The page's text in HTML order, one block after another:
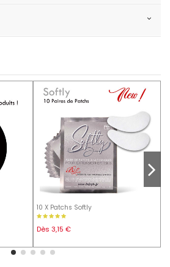
10 X Patchs Softly
Dès 3,15 €